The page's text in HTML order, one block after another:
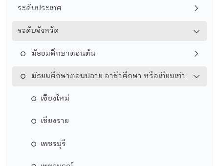
ระดับประเทศ
ระดับจังหวัด
มัธยมศึกษาตอนต้น
มัธยมศึกษาตอนปลาย อาชีวศึกษา หรือเทียบเท่า
เชียงใหม่
เชียงราย
เพชรบุรี